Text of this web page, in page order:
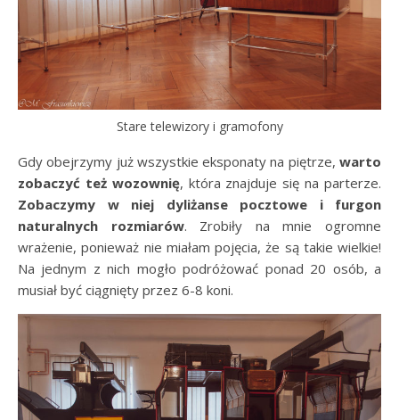
Stare telewizory i gramofony
Gdy obejrzymy już wszystkie eksponaty na piętrze, warto
zobaczyć też wozownię, która znajduje się na parterze.
Zobaczymy w niej dyliżanse pocztowe i furgon
naturalnych rozmiarów. Zrobiły na mnie ogromne
wrażenie, ponieważ nie miałam pojęcia, że są takie wielkie!
Na jednym z nich mogło podróżować ponad 20 osób, a
musiał być ciągnięty przez 6-8 koni.